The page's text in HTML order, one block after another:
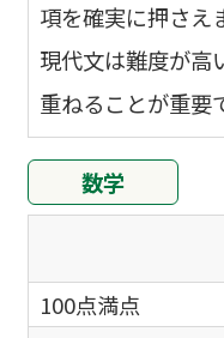
項を確実に押さえ
現代文は難度が高
重ねることが重要
数学
100点満点